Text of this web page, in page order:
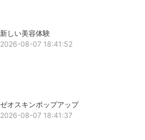
新しい美容体験
2026-08-07 18:41:52
ゼオスキンポップアップ
2026-08-07 18:41:37